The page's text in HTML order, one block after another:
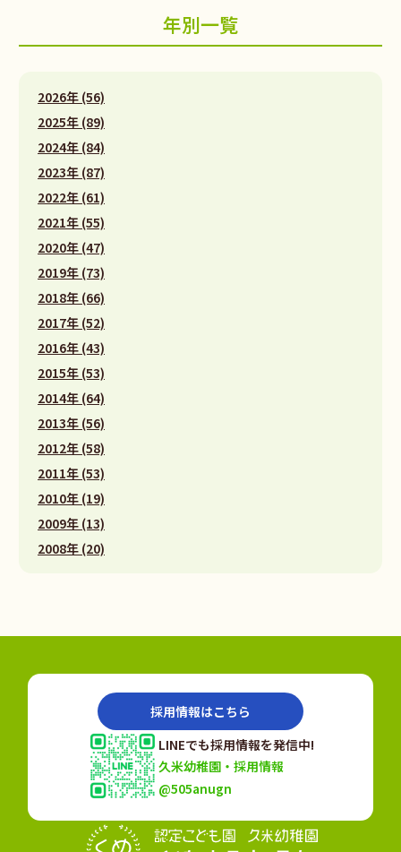
年別一覧
2026年 (56)
2025年 (89)
2024年 (84)
2023年 (87)
2022年 (61)
2021年 (55)
2020年 (47)
2019年 (73)
2018年 (66)
2017年 (52)
2016年 (43)
2015年 (53)
2014年 (64)
2013年 (56)
2012年 (58)
2011年 (53)
2010年 (19)
2009年 (13)
2008年 (20)
採用情報はこちら
LINEでも採用情報を発信中!
久米幼稚園・採用情報
@505anugn